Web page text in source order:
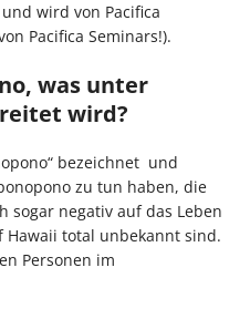
wird von Pacifica
Pacifica Seminars!).
was unter
wird?
bezeichnet und
zu tun haben, die
sogar negativ auf das Leben
total unbekannt sind.
Personen im